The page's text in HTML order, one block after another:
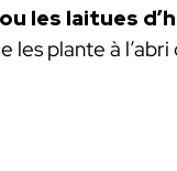
les laitues
les plante à l’abri